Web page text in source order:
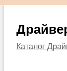
Каталог